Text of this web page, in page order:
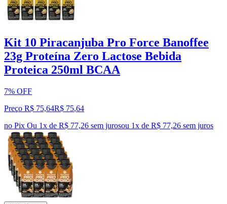
Kit 10 Piracanjuba Pro Force Banoffee
23g Proteína Zero Lactose Bebida
Proteica 250ml BCAA
7% OFF
Preço R$ 75,64R$ 75,64
no Pix Ou 1x de R$ 77,26 sem jurosou 1x de R$ 77,26 sem juros